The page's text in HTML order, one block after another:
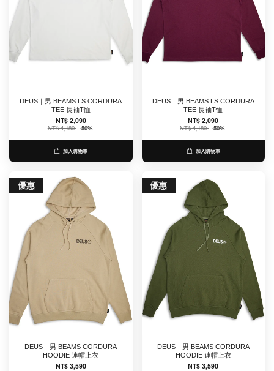
DEUS｜男 BEAMS LS CORDURA
TEE 長袖T恤
NT$ 2,090
NT$ 4,180 -50%
加入購物車
DEUS｜男 BEAMS LS CORDURA
TEE 長袖T恤
NT$ 2,090
NT$ 4,180 -50%
加入購物車
優惠
DEUS｜男 BEAMS CORDURA
HOODIE 連帽上衣
NT$ 3,590
優惠
DEUS｜男 BEAMS CORDURA
HOODIE 連帽上衣
NT$ 3,590